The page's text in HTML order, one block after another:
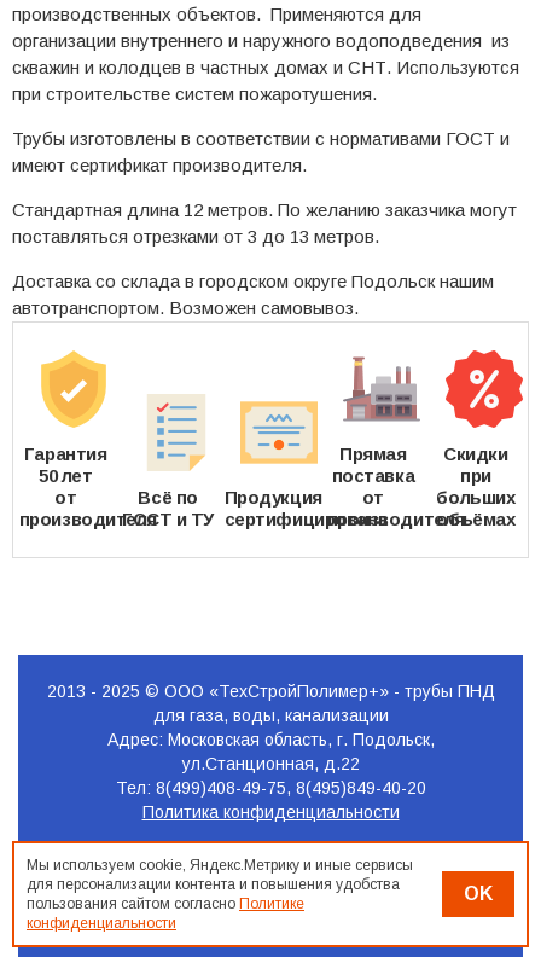
производственных объектов. Применяются для
организации внутреннего и наружного водоподведения из
скважин и колодцев в частных домах и СНТ. Используются
при строительстве систем пожаротушения.
Трубы изготовлены в соответствии с нормативами ГОСТ и
имеют сертификат производителя.
Стандартная длина 12 метров. По желанию заказчика могут
поставляться отрезками от 3 до 13 метров.
Доставка со склада в городском округе Подольск нашим
автотранспортом. Возможен самовывоз.
Гарантия
50 лет
от
производителя
Всё по
ГОСТ и ТУ
Продукция
сертифицирована
Прямая
поставка
от
производителя
Скидки
при
больших
объёмах
2013 - 2025 © ООО «ТехСтройПолимер+» - трубы ПНД
для газа, воды, канализации
Адрес: Московская область, г. Подольск,
ул.Станционная, д.22
Тел: 8(499)408-49-75, 8(495)849-40-20
Политика конфиденциальности
Продвижение
сайта
Seo-
Мы используем cookie, Яндекс.Метрику и иные сервисы
для персонализации контента и повышения удобства
пользования сайтом согласно Политике
конфиденциальности
OK